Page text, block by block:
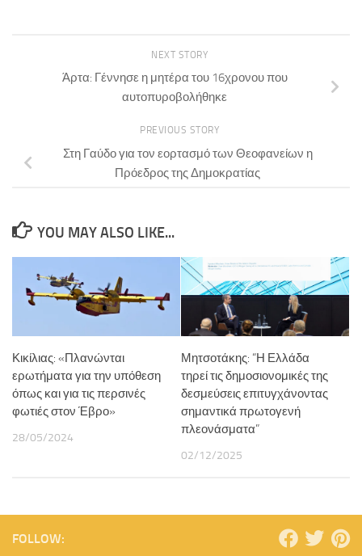
NEXT STORY
Άρτα: Γέννησε η μητέρα του 16χρονου που
αυτοπυροβολήθηκε
PREVIOUS STORY
Στη Γαύδο για τον εορτασμό των Θεοφανείων η
Πρόεδρος της Δημοκρατίας
YOU MAY ALSO LIKE...
Κικίλιας: «Πλανώνται
ερωτήματα για την υπόθεση
όπως και για τις περσινές
φωτιές στον Έβρο»
28/05/2024
Μητσοτάκης: “Η Ελλάδα
τηρεί τις δημοσιονομικές της
δεσμεύσεις επιτυγχάνοντας
σημαντικά πρωτογενή
πλεονάσματα”
02/12/2025
FOLLOW: